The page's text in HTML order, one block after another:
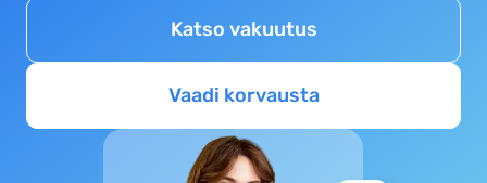
Katso vakuutus
Vaadi korvausta